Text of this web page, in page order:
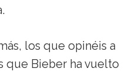
los que opinéis a
que Bieber ha vuelto